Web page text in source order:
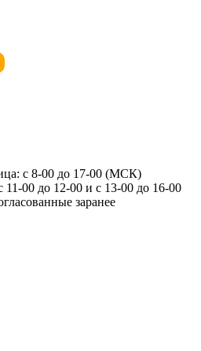
с 8-00 до 17-00 (МСК)
11-00 до 12-00 и с 13-00 до 16-00
заранее